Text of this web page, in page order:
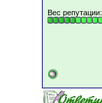
Вес репутации: